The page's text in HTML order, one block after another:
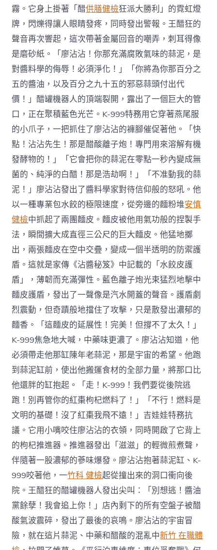
霧。它身上掛著「醋供膳健檢狂派大勝利」的霓虹燈
牌，閃爍得讓人眼睛發疼，同時發出警報。王醋狂的
聲音再次響起，這次帶著金屬回音的嘲弄，刺耳得像
是磨砂紙。「廖沾沾！你那充滿腐敗氣味的蒜泥，是
對醬料學的侮辱！必須淨化！」「你將為你那百分之
五的醬油，以及百分之九十五的邪惡蒜頭付出代
價！」醋罐機器人的頂端裂開，露出了一個巨大的管
口，正在聚積藍色光芒。K-999特務用它穿著燕尾服
的小爪子，一把抓住了廖沾沾的褲腳催促著他。「快
點！沾沾先生！那是醋酸離子炮！專門用來溶解有機
發酵物的！」「它會把你的蒜泥在零點一秒內變成無
菌的、純淨的白醋！那是浩劫啊！」「不准動我的蒜
泥！」廖沾沾發出了醬料學家對待信仰般的怒吼。他
以一種專業包水餃的極限速度，從旁邊的麵粉堆安慎
健檢中抓起了兩團麵皮。麵皮被他用氣功般的捏製手
法，瞬間擴大成直徑三公尺的巨大麵皮。他猛地擲
出，兩張麵皮在空中交疊，變成一個半透明的防禦護
盾。這就是家傳《沾醬秘笈》中記載的「水餃皮護
盾」，薄韌而充滿彈性。藍色離子炮光束猛烈地擊中
麵皮護盾，發出了一聲像是汽水開蓋的聲音。護盾劇
烈震動，但奇蹟般地擋住了攻擊，只是散發出濃郁的
麵香。「這麵皮的延展性！完美！但撐不了太久！」
K-999焦急地大喊，中藥味更濃了。廖沾沾知道，他
必須帶走他那缸陳年老蒜泥，那是宇宙的希望。他跑
到蒜泥缸前，使出他搬運食材的全部力量，將那口比
他還胖的缸抱起。「走！K-999！我們要從後院逃
跑！別再管你的紅棗枸杞燃料了！」「不行！燃料是
文明的基礎！沒了紅棗我飛不遠！」吉娃娃特務抗
議。它用小嘴咬住廖沾沾的衣領，同時開啟了它背上
的枸杞推進器。推進器發出「滋滋」的輕微煎煮聲，
伴隨著一股濃郁的蔘味爆發。廖沾沾抱著蒜泥缸、K-
999咬著他，一竹科 健檢起從撞出來的洞口衝向後
院。王醋狂的醋罐機器人發出尖叫：「別想逃！醬油
黨餘孽！我會追上你！」店內剩下的所有空盤子被醋
酸氣波震碎，發出了最後的哀鳴。廖沾沾的宇宙冒
險，就在這片蒜泥、中藥和醋酸的混亂中新竹 在職體